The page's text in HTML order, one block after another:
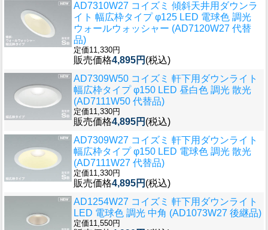
AD7310W27 コイズミ 傾斜天井用ダウンラ
イト 幅広枠タイプ φ125 LED 電球色 調光
ウォールウォッシャー (AD7120W27 代替
品)
定価11,330円
販売価格4,895円 (税込)
AD7309W50 コイズミ 軒下用ダウンライト
幅広枠タイプ φ150 LED 昼白色 調光 散光
(AD7111W50 代替品)
定価11,330円
販売価格4,895円 (税込)
AD7309W27 コイズミ 軒下用ダウンライト
幅広枠タイプ φ150 LED 電球色 調光 散光
(AD7111W27 代替品)
定価11,330円
販売価格4,895円 (税込)
AD1254W27 コイズミ 軒下用ダウンライト
LED 電球色 調光 中角 (AD1073W27 後継品)
定価11,550円